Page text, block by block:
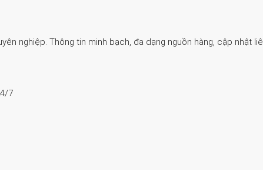
nghiệp. Thông tin minh bạch, đa dạng nguồn hàng, cập nhật
7